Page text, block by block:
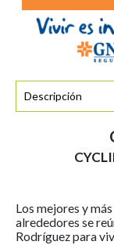
Descripción
Los mejores y
alrededores se
Rodríguez para